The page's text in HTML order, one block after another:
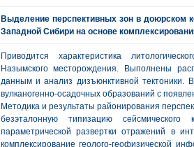
Выделение перспективных зон в доюрском
Западной Сибири на основе
Приводится характеристика
Назымского месторождения. Выполнены
данным и анализ дизъюнктивной тектоники.
вулканогенно-осадочных образований с
Методика и результаты районирования
безэталонную типизацию
параметрической развертки отражений в
комплексирование геолого-геофизической